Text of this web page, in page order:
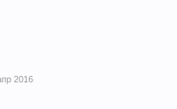
2016